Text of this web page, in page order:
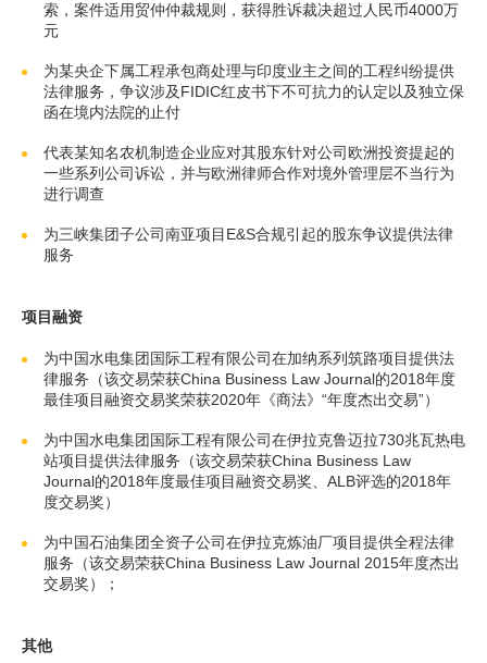
索，案件适用贸仲仲裁规则，获得胜诉裁决超过人民币4000万
元
为某央企下属工程承包商处理与印度业主之间的工程纠纷提供
法律服务，争议涉及FIDIC红皮书下不可抗力的认定以及独立保
函在境内法院的止付
代表某知名农机制造企业应对其股东针对公司欧洲投资提起的
一些系列公司诉讼，并与欧洲律师合作对境外管理层不当行为
进行调查
为三峡集团子公司南亚项目E&S合规引起的股东争议提供法律
服务
项目融资
为中国水电集团国际工程有限公司在加纳系列筑路项目提供法
律服务（该交易荣获China Business Law Journal的2018年度
最佳项目融资交易奖荣获2020年《商法》“年度杰出交易”）
为中国水电集团国际工程有限公司在伊拉克鲁迈拉730兆瓦热电
站项目提供法律服务（该交易荣获China Business Law
Journal的2018年度最佳项目融资交易奖、ALB评选的2018年
度交易奖）
为中国石油集团全资子公司在伊拉克炼油厂项目提供全程法律
服务（该交易荣获China Business Law Journal 2015年度杰出
交易奖）；
其他